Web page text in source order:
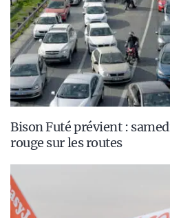
Bison Futé prévient :
rouge sur les routes